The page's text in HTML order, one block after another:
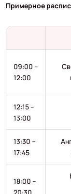
Примерное
09:00 –
12:00
12:15 –
13:00
13:30 –
17:45
18:00 –